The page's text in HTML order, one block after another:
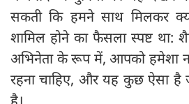
सकती कि हमने साथ मिलकर
शामिल होने का फैसला स्पष्ट
अभिनेता के रूप में, आपको हमेशा
रहना चाहिए, और यह कुछ ऐसा
है।